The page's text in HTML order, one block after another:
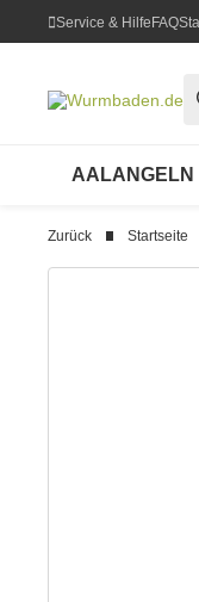
Service & HilfeFAQ
AALANGELN
Zurück Startseite